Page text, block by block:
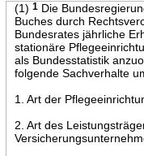
(1) 1Die
Buches durch
Bundesrates jährliche
stationäre
als Bundesstatistik
folgende Sachverhalte
1. Art der
2. Art des